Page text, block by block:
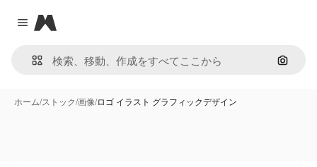
Close menu
Magnific
画像で
ホーム/ストック/画像/ロゴ イラスト グラフィックデザイン